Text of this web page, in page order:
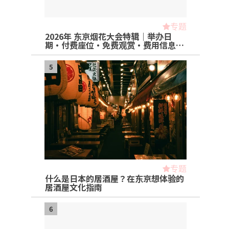
专题
2026年 东京烟花大会特辑｜举办日
期・付费座位・免费观赏・费用信息…
5
专题
什么是日本的居酒屋？在东京想体验的
居酒屋文化指南
6